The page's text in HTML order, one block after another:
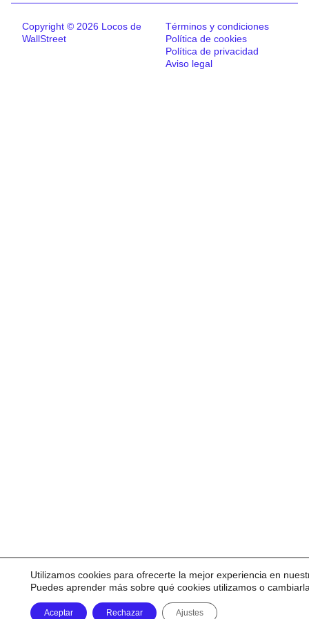
Copyright © 2026 Locos de
WallStreet
Términos y condiciones
Política de cookies
Política de privacidad
Aviso legal
Utilizamos cookies para ofrecerte la mejor experiencia en
Puedes aprender más sobre qué cookies utilizamos o
Aceptar Rechazar Ajustes